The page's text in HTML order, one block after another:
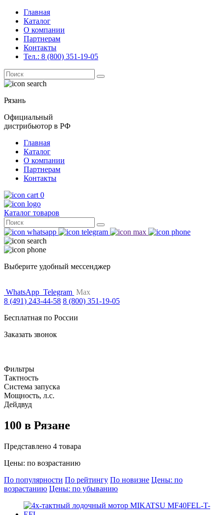
Главная
Каталог
О компании
Партнерам
Контакты
Тел.: 8 (800) 351-19-05
Поиск
for:
Рязань
Официальный
дистрибьютор в РФ
Главная
Каталог
О компании
Партнерам
Контакты
0
Каталог товаров
Поиск
for:
Выберите удобный мессенджер
WhatsApp Telegram Max
8 (491) 243-44-58 8 (800) 351-19-05
Бесплатная по России
Заказать звонок
Фильтры
Тактность
Система запуска
Мощность, л.с.
Дейдвуд
100 в Рязане
Представлено 4 товара
Цены: по возрастанию
По популярности По рейтингу По новизне Цены: по
возрастанию Цены: по убыванию